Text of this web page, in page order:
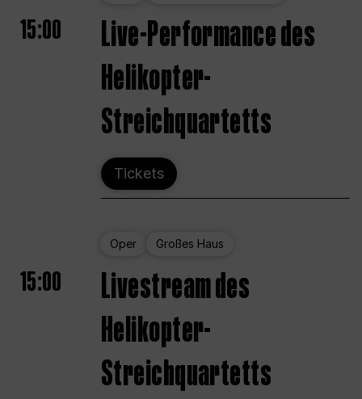
15:00
Live-Performance des
Helikopter-
Streichquartetts
Tickets
Oper Großes Haus
15:00
Livestream des
Helikopter-
Streichquartetts